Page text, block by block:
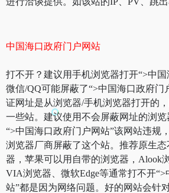
中国海口政府门户网站
打不开？建议用手机浏览器打开“>中国
微信/QQ可能屏蔽了“>中国海口政府门
证网址是从浏览器/手机浏览器打开的
一些站。建议使用不会屏蔽网址的浏
“>中国海口政府门户网站”该网站违规
浏览器厂商屏蔽了这个站。推荐原生
器，苹果可以用自带的浏览器，Alook
VIA浏览器、微软Edge等通常打不开“>
站”都是因为网络问题。好的网站会针